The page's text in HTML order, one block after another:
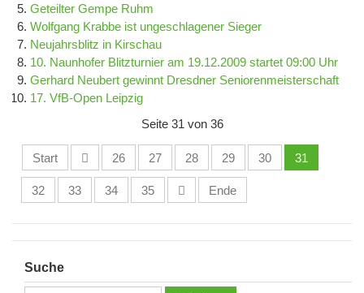
Geteilter Gempe Ruhm
Wolfgang Krabbe ist ungeschlagener Sieger
Neujahrsblitz in Kirschau
10. Naunhofer Blitzturnier am 19.12.2009 startet 09:00 Uhr
Gerhard Neubert gewinnt Dresdner Seniorenmeisterschaft
17. VfB-Open Leipzig
Seite 31 von 36
Start 26 27 28 29 30 31
32 33 34 35 Ende
Suche